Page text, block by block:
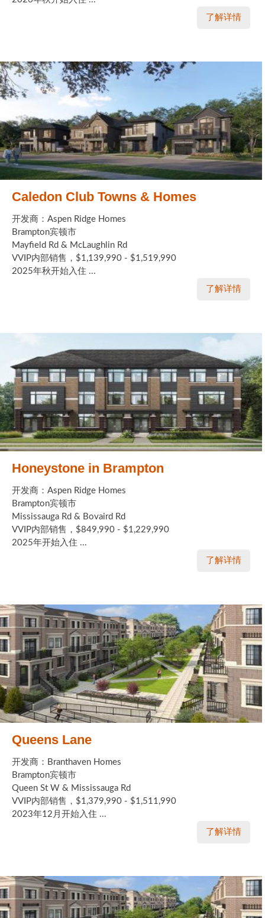
了解详情
Caledon Club Towns & Homes
开发商：Aspen Ridge Homes
Brampton宾顿市
Mayfield Rd & McLaughlin Rd
VVIP内部销售，$1,139,990 - $1,519,990
2025年秋开始入住 ...
了解详情
Honeystone in Brampton
开发商：Aspen Ridge Homes
Brampton宾顿市
Mississauga Rd & Bovaird Rd
VVIP内部销售，$849,990 - $1,229,990
2025年开始入住 ...
了解详情
Queens Lane
开发商：Branthaven Homes
Brampton宾顿市
Queen St W & Mississauga Rd
VVIP内部销售，$1,379,990 - $1,511,990
2023年12月开始入住 ...
了解详情